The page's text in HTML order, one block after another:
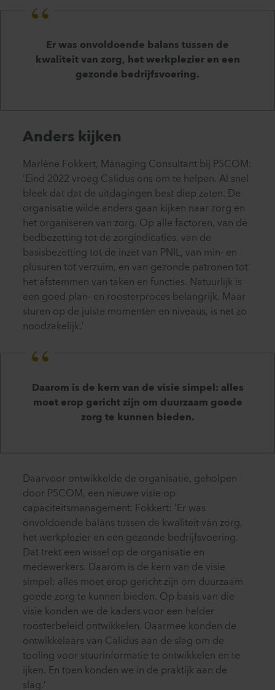
Er was onvoldoende balans tussen de
kwaliteit van zorg, het werkplezier en een
gezonde bedrijfsvoering.
Anders kijken
Marlène Fokkert, Managing Consultant bij P5COM:
‘Eind 2022 vroeg Calidus ons om te helpen. Al snel
bleek dat dat de uitdagingen best diep zaten. De
organisatie wilde anders gaan kijken naar zorg en
het organiseren van zorg. Op alle factoren, van de
bedbezetting tot de zorgindicaties, van de
basisbezetting tot de inzet van PNIL, van min- en
plusuren tot verzuim, en van gezonde patronen tot
het afstemmen van taken en functies. Natuurlijk is
een goed plan- en roosterproces belangrijk. Maar
sturen op de juiste momenten en niveaus, is net zo
noodzakelijk.’
Daarom is de kern van de visie simpel: alles
moet erop gericht zijn om duurzaam goede
zorg te kunnen bieden.
Daarvoor ontwikkelde de organisatie, geholpen
door P5COM, een nieuwe visie op
capaciteitsmanagement. Fokkert: ‘Er was
onvoldoende balans tussen de kwaliteit van zorg,
het werkplezier en een gezonde bedrijfsvoering.
Dat trekt een wissel op de organisatie en
medewerkers. Daarom is de kern van de visie
simpel: alles moet erop gericht zijn om duurzaam
goede zorg te kunnen bieden. Op basis van die
visie konden we de kaders voor een helder
roosterbeleid ontwikkelen. Daarmee konden de
ontwikkelaars van Calidus aan de slag om de
tooling voor stuurinformatie te ontwikkelen en te
ijken. En toen konden we in de praktijk aan de
slag.’